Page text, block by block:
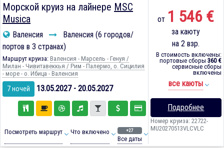
Морской круиз на лайнере MSC
Musica
Валенсия
Валенсия (6 городов/
портов в 3 странах)
Маршрут круиза: Валенсия - Марсель - Генуя /
Милан - Чивитавеккья / Рим - Палермо, о. Сицилия
- море - о. Ибица - Валенсия
7 ночей 13.05.2027 - 20.05.2027
Посмотреть маршрут Что включено +27
Все даты
от 1 546 €
за каюту
на 2 взр.
В стоимость включены:
портовые сборы 360 €
сервисные сборы
включены
все каюты
Подробнее
Номер круиза: 22722-
MU20270513VLCVLC